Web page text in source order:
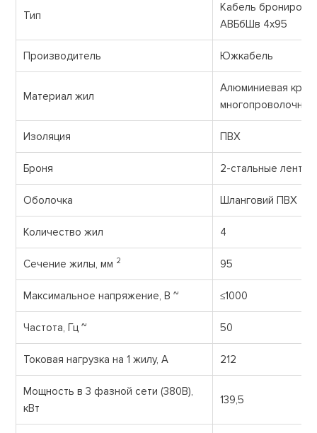
Тип
Кабель
АВБбШв 4х95
Производитель Южкабель
Материал жил
Алюминиевая
многопроволочная
Изоляция ПВХ
Броня 2-стальные ленты
Оболочка Шланговий ПВХ
Количество жил 4
Сечение жилы, мм 2 95
Максимальное напряжение, В ~ ≤1000
Частота, Гц ~ 50
Токовая нагрузка на 1 жилу, А 212
Мощность в 3 фазной сети (380В),
кВт
139,5